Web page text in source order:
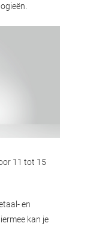
11 tot 15
en
kan je